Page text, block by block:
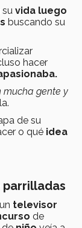
vida luego
buscando su
hacer
mucha gente y
de su
o qué idea
parrilladas
televisor
de